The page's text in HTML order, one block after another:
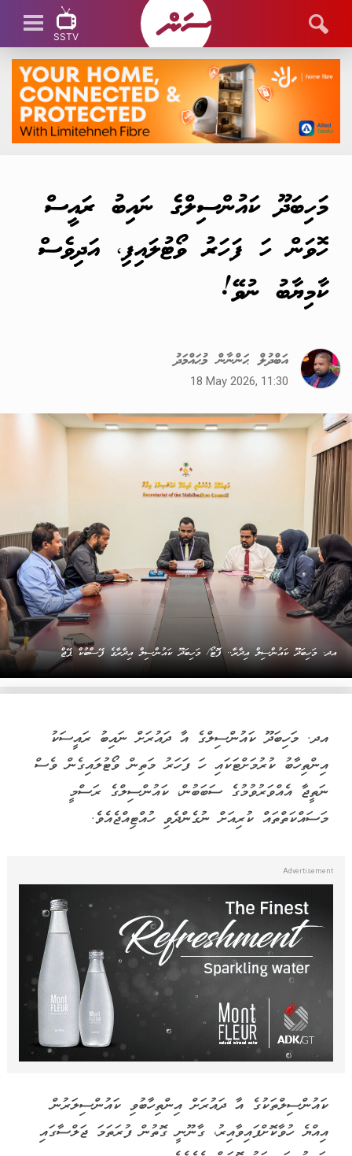
SSTV
SSTV LIVE
މަހިބަދޫ ކައުންސިލްގެ ނައިބު ރައީސް
ހޮވަން ހަ ފަހަރު ވޯޓުލައިފި، އަދިވެސް
ކާމިޔާބު ނުވޭ!
އަބްދުލް ޙަންނާން މުޙައްމަދު
18 May 2026, 11:30
އދ. މަހިބަދޫ ކައުންސިލް އިދާރާ.. ފޮޓޯ/ މަހިބަދޫ ކައުންސިލް އިދާރާގެ ފޭސްބުކް ޕޭޖް
އދ. މަހިބަދޫ ކައުންސިލްގެ އާ ދައުރަށް ނައިބު ރައީސަކު
އިންތިހާބު ކުރުމަށްޓަކައި ހަ ފަހަރު މަތިން ވޯޓުލައިގެން ވެސް
ނަތީޖާ އެއްވަރުވުމުގެ ސަބަބުން، ކައުންސިލްގެ ރަސްމީ
މަސައްކަތްތައް ކުރިއަށް ނުގެންދެވި ހުއްޓިއްޖެއެވެ.
ކައުންސިލްތަކުގެ އާ ދައުރަށް އިންތިހާބުވި ކައުންސިލަރުން
އިއްޔެ ހުވާކޮށްފައިވާއިރު، ގާނޫނީ ގޮތުން ފުރަތަމަ ޖަލްސާގައި